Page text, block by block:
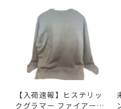
【入荷速報】ヒステリッ
クグラマー ファイアーベ